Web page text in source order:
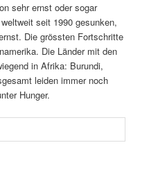
sehr ernst oder sogar
seit 1990 gesunken,
Die grössten Fortschritte
Die Länder mit den
in Afrika: Burundi,
leiden immer noch
Hunger.